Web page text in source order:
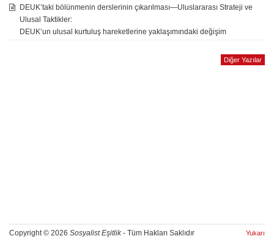
DEUK’taki bölünmenin derslerinin çıkarılması—Uluslararası Strateji ve
Ulusal Taktikler:
DEUK’un ulusal kurtuluş hareketlerine yaklaşımındaki değişim
Diğer Yazılar
Copyright © 2026 Sosyalist Eşitlik- Tüm Hakları Saklıdır Yukarı